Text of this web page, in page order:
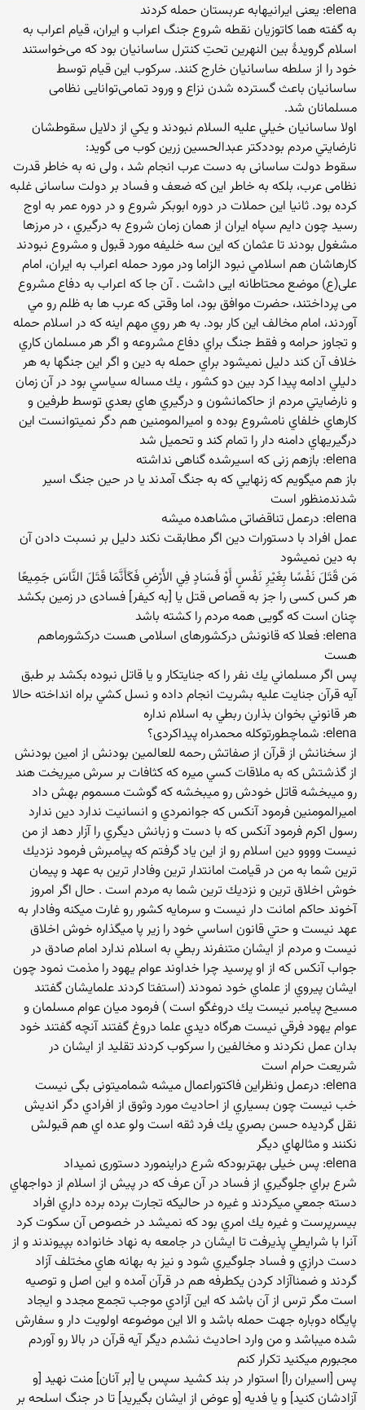
elena: یعنی ایرانیهابه عربستان حمله کردند
به گفته هما کاتوزیان نقطه شروع جنگ اعراب و ایران، قیام اعراب به
اسلام گرویدهٔ بین النهرین تحتِ کنترل ساسانیان بود که می‌خواستند
خود را از سلطه ساسانیان خارج کنند. سرکوب این قیام توسط
ساسانیان باعث گسترده شدن نزاع و ورود تمامی‌توانایی نظامی
مسلمانان شد.
اولا ساسانيان خيلي عليه السلام نبودند و يكي از دلايل سقوطشان
نارضايتي مردم بوددکتر عبدالحسین زرین کوب می گوید:
سقوط دولت ساسانی به دست عرب انجام شد ، ولی نه به خاطر قدرت
نظامی عرب، بلکه به خاطر اين كه ضعف و فساد بر دولت ساسانی غلبه
کرده بود. ثانيا اين حملات در دوره ابوبكر شروع و در دوره عمر به اوج
رسيد چون دايم سپاه ايران از همان زمان شروع به درگيري ، در مرزها
مشغول بودند تا عثمان كه اين سه خليفه مورد قبول و مشروع نبودند
كارهاشان هم اسلامي نبود الزاما ودر مورد حمله اعراب به ایران، امام
علی(ع) موضع محتاطانه ايی داشت . آن جا که اعراب به دفاع مشروع
می پرداختند، حضرت موافق بود، اما وقتی که عرب ها به ظلم رو مي
آوردند، امام مخالف این کار بود. به هر روي مهم اينه كه در اسلام حمله
و تجاوز حرامه و فقط جنگ براي دفاع مشروعه و اگر هر مسلمان كاري
خلاف آن كند دليل نميشود براي حمله به دين و اگر اين جنگها به هر
دليلي ادامه پيدا كرد بين دو كشور ، يك مساله سياسي بود در آن زمان
و نارضايتي مردم از حاكمانشون و درگيري هاي بعدي توسط طرفين و
كارهاي خلفاي نامشروع بوده و اميرالمومنين هم دگر نميتوانست اين
درگيريهاي دامنه دار را تمام كند و تحميل شد
elena: بازهم زنی که اسیرشده گناهی نداشته
باز هم ميگويم كه زنهايي كه به جنگ آمدند يا در حين جنگ اسير
شدندمنظور است
elena: درعمل تناقضاتی مشاهده میشه
عمل افراد با دستورات دين اگر مطابقت نكند دليل بر نسبت دادن آن
به دين نميشود
مَن قَتَلَ نَفْسًا بِغَيْرِ نَفْسٍ أَوْ فَسَادٍ فِي الأَرْضِ فَكَأَنَّمَا قَتَلَ النَّاسَ جَمِيعًا
هر كس كسى را جز به قصاص قتل يا [به كيفر] فسادى در زمين بكشد
چنان است كه گويى همه مردم را كشته باشد
elena: فعلا که قانونش درکشورهای اسلامی هست درکشورماهم
هست
پس اگر مسلماني يك نفر را كه جنايتكار و يا قاتل نبوده بكشد بر طبق
آيه قرآن جنايت عليه بشريت انجام داده و نسل كشي براه انداخته حالا
هر قانوني بخوان بذارن ربطي به اسلام نداره
elena: شماچطورتوکله محمدراه پیداکردی؟
از سخنانش از قرآن از صفاتش رحمه للعالمين بودنش از امين بودنش
از گذشتش كه به ملاقات كسي ميره كه كثافات بر سرش ميريخت هند
رو ميبخشه قاتل خودش رو ميبخشه كه گوشت مسموم بهش داد
اميرالمومنين فرمود آنكس كه جوانمردي و انسانيت ندارد دين ندارد
رسول اكرم فرمود آنكس كه با دست و زبانش ديگري را آزار دهد از من
نيست وووو دين اسلام رو از اين ياد گرفتم كه پيامبرش فرمود نزديك
ترين شما به من در قيامت امانتدار ترين وفادار ترين به عهد و پيمان
خوش اخلاق ترين و نزديك ترين شما به مردم است . حال اگر امروز
آخوند حاكم امانت دار نيست و سرمايه كشور رو غارت ميكنه وفادار به
عهد نيست و حتي قانون اساسي خود را زير پا ميگذاره خوش اخلاق
نيست و مردم از ايشان متنفرند ربطي به اسلام ندارد امام صادق در
جواب آنكس كه از او پرسيد چرا خداوند عوام يهود را مذمت نمود چون
ايشان پيروي از علماي خود نمودند (استفتا كردند علمايشان گفتند
مسيح پيامبر نيست يك دروغگو است ) فرمود ميان عوام مسلمان و
عوام يهود فرقي نيست هرگاه ديدي علما دروغ گفتند آنچه گفتند خود
بدان عمل نكردند و مخالفين را سركوب كردند تقليد از ايشان در
شريعت حرام است
elena: درعمل ونظراین فاکتوراعمال میشه شمامیتونی بگی نیست
خب نيست چون بسياري از احاديث مورد وثوق از افرادي دگر انديش
نقل گرديده حسن بصري يك فرد ثقه است ولو عده اي هم قبولش
نكنند و مثالهاي ديگر
elena: پس خیلی بهتربودکه شرع دراینمورد دستوری نمیداد
شرع براي جلوگيري از فساد در آن عرف كه در پيش از اسلام از دواجهاي
دسته جمعي ميكردند و غيره در حاليكه تجارت برده برده داري افراد
بيسرپرست و غيره يك امري بود كه نميشد در خصوص آن سكوت كرد
آنرا با شرايطي پذيرفت تا ايشان در جامعه به نهاد خانواده بپيوندند و از
دست درازي و فساد جلوگيري شود و نيز به بهانه هاي مختلف آزاد
گردند و ضمناآزاد كردن يكطرفه هم در قرآن آمده و اين اصل و توصيه
است مگر ترس از آن باشد كه اين آزادي موجب تجمع مجدد و ايجاد
پايگاه دوباره جهت حمله باشد و الا اين موضوعه اولويت دار و سفارش
شده ميباشد و من وارد احاديث نشدم ديگر آيه قرآن در بالا رو آوردم
مجبورم ميكنيد تكرار كنم
پس [اسيران را] استوار در بند كشيد سپس يا [بر آنان] منت نهيد [و
آزادشان كنيد] و يا فديه [و عوض از ايشان بگيريد] تا در جنگ اسلحه بر